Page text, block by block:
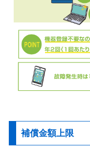
補償金額上限